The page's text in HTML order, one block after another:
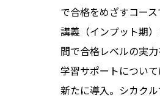
で合格をめざすコー
講義（インプット期
間で合格レベルの実力
学習サポートについ
新たに導入。シカク